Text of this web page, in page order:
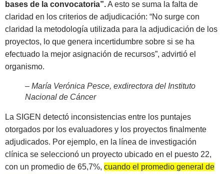
bases de la convocatoria”.A esto se suma la falta de
claridad en los criterios de adjudicación: “No surge con
claridad la metodología utilizada para la adjudicación de los
proyectos, lo que genera incertidumbre sobre si se ha
efectuado la mejor asignación de recursos”, advirtió el
organismo.
– María Verónica Pesce, exdirectora del Instituto
Nacional de Cáncer
La SIGEN detectó inconsistencias entre los puntajes
otorgados por los evaluadores y los proyectos finalmente
adjudicados. Por ejemplo, en la línea de investigación
clínica se seleccionó un proyecto ubicado en el puesto 22,
con un promedio de 65,7%, cuando el promedio general de